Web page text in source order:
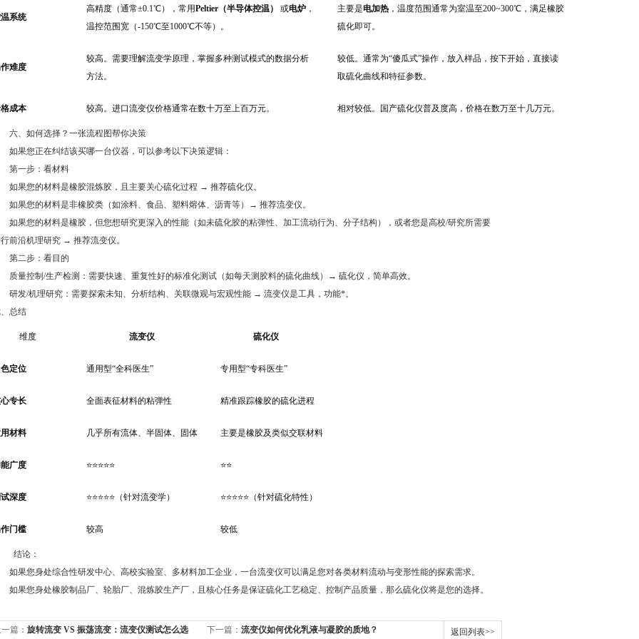
系统
高精度（通常±0.1℃），常用Peltier（半导体控温） 或电炉 ，
温控范围宽（-150℃至1000℃不等）。
主要是电加热 ，温度范围通常为室温至200~300℃，满足橡胶
硫化即可。
难度
较高。需要理解流变学原理，掌握多种测试模式的数据分析
方法。
较低。通常为“傻瓜式”操作，放入样品，按下开始，直接读
取硫化曲线和特征参数。
成本 较高。进口流变仪价格通常在数十万至上百万元。 相对较低。国产硫化仪普及度高，价格在数万至十几万元。
、如何选择？一张流程图帮你决策
您正在纠结该买哪一台仪器，可以参考以下决策逻辑：
一步：看材料
您的材料是橡胶混炼胶，且主要关心硫化过程 → 推荐硫化仪。
您的材料是非橡胶类（如涂料、食品、塑料熔体、沥青等）→ 推荐流变仪。
您的材料是橡胶，但您想研究更深入的性能（如未硫化胶的粘弹性、加工流动行为、分子结构），或者您是高校/研究所需要
前沿机理研究 → 推荐流变仪。
二步：看目的
控制/生产检测：需要快速、重复性好的标准化测试（如每天测胶料的硫化曲线）→ 硫化仪，简单高效。
/机理研究：需要探索未知、分析结构、关联微观与宏观性能 → 流变仪是工具，功能*。
总结
维度 流变仪 硫化仪
定位 通用型“全科医生” 专用型“专科医生”
专长 全面表征材料的粘弹性 精准跟踪橡胶的硫化进程
材料 几乎所有流体、半固体、固体 主要是橡胶及类似交联材料
广度 ⭐⭐⭐⭐⭐ ⭐⭐
深度 ⭐⭐⭐⭐⭐（针对流变学） ⭐⭐⭐⭐⭐（针对硫化特性）
门槛 较高 较低
论：
您身处综合性研发中心、高校实验室、多材料加工企业，一台流变仪可以满足您对各类材料流动与变形性能的探索需求。
您身处橡胶制品厂、轮胎厂、混炼胶生产厂，且核心任务是保证硫化工艺稳定、控制产品质量，那么硫化仪将是您的选择。
篇： 旋转流变 VS 振荡流变：流变仪测试怎么选 下一篇： 流变仪如何优化乳液与凝胶的质地？ 返回列表>>